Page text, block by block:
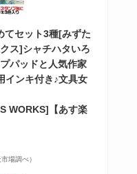
セット3種[みずた
ス]シャチハタいろ
パッドと人気作家
インキ付き♪文具女
WORKS]【あす楽
場調べ）